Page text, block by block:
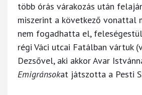
több órás várakozás után
miszerint a következő vonattal
nem fogadhatta el,
régi Váci utcai Fatálban vártuk
Dezsővel, aki akkor Avar
Emigránsokat játszotta a Pesti